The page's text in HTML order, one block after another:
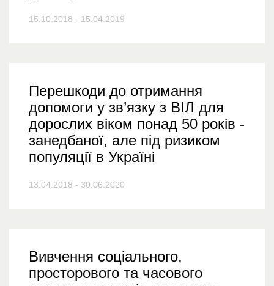
15.10.2018 - 15.04.2019
Перешкоди до отримання
допомоги у зв’язку з ВІЛ для
дорослих віком понад 50 років -
занедбаної, але під ризиком
популяції в Україні
13.04.2018 - 30.06.2020
Вивчення соціального,
просторового та часового